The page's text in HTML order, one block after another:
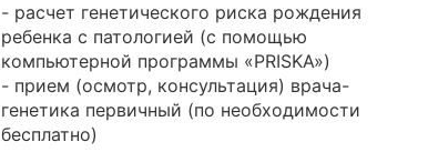
- расчет генетического риска рождения
ребенка с патологией (с помощью
компьютерной программы «PRISKA»)
- прием (осмотр, консультация) врача-
генетика первичный (по необходимости
бесплатно)